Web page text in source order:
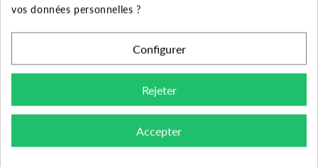
maximum de
6 bars
vos données personnelles ?
Configurer
Rejeter
Accepter